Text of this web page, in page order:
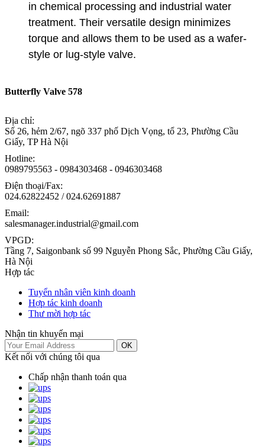
in chemical processing and industrial water
treatment. Their versatile design minimizes
torque and allows them to be used as a wafer-
style or lug-style valve.
Butterfly Valve 578
Địa chỉ:
Số 26, hẻm 2/67, ngõ 337 phố Dịch Vọng, tổ 23, Phường Cầu
Giấy, TP Hà Nội
Hotline:
0989795563 - 0984303468 - 0946303468
Điện thoại/Fax:
024.62822452 / 024.62691887
Email:
salesmanager.industrial@gmail.com
VPGD:
Tầng 7, Saigonbank số 99 Nguyễn Phong Sắc, Phường Cầu Giấy,
Hà Nội
Hợp tác
Tuyển nhân viên kinh doanh
Hợp tác kinh doanh
Thư mời hợp tác
Nhận tin khuyến mại
OK
Kết nối với chúng tôi qua
Chấp nhận thanh toán qua